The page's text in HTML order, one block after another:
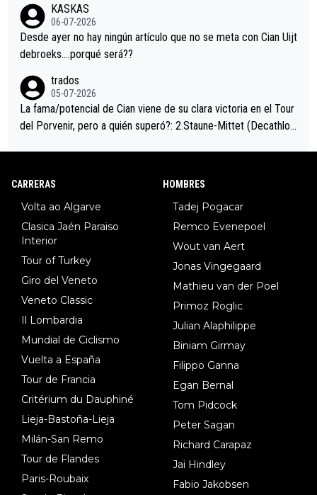
eta, a ver si por querer poner a Del Toro con calzador en posi
ción de podio UAE y Pojacar se van complicar el tour.
KASKAS
06-07-2026
Desde ayer no hay ningún artículo que no se meta con Cian Uijt
debroeks….porqué será??
trados
05-07-2026
La fama/potencial de Cian viene de su clara victoria en el Tour
del Porvenir, pero a quién superó?: 2.Staune-Mittet (Decathlon,
CARRERAS
Volta ao Algarve
Clasica Jaén Paraiso
Interior
Tour of Turkey
Giro del Veneto
Veneto Classic
Il Lombardia
Mundial de Ciclismo
Vuelta a España
Tour de Francia
Critérium du Dauphiné
Lieja-Bastoña-Lieja
Milán-San Remo
Tour de Flandes
Paris-Roubaix
HOMBRES
Tadej Pogacar
Remco Evenepoel
Wout van Aert
Jonas Vingegaard
Mathieu van der Poel
Primoz Roglic
Julian Alaphilippe
Biniam Girmay
Filippo Ganna
Egan Bernal
Tom Pidcock
Peter Sagan
Richard Carapaz
Jai Hindley
Fabio Jakobsen